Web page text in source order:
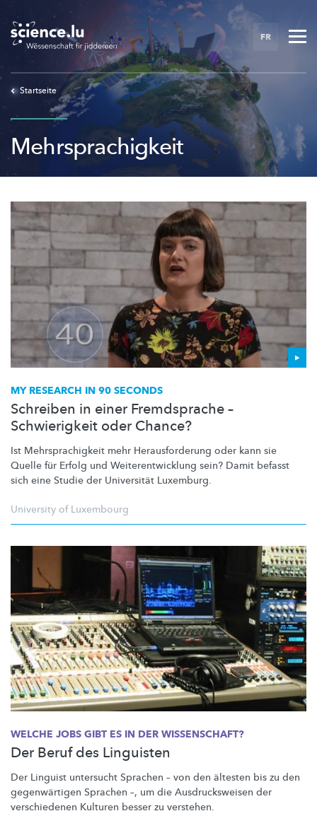
main
content
FR
Startseite
Mehrsprachigkeit
MY RESEARCH IN 90 SECONDS
Schreiben in einer Fremdsprache –
Schwierigkeit oder Chance?
Ist Mehrsprachigkeit mehr Herausforderung oder kann sie
Quelle für Erfolg und Weiterentwicklung sein? Damit befasst
sich eine Studie der Universität Luxemburg.
University of Luxembourg
WELCHE JOBS GIBT ES IN DER WISSENSCHAFT?
Der Beruf des Linguisten
Der Linguist untersucht Sprachen – von den ältesten bis zu den
gegenwärtigen Sprachen –, um die Ausdrucksweisen der
verschiedenen Kulturen besser zu verstehen.